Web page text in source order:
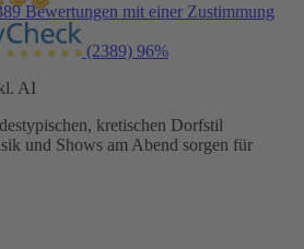
Bewertungen mit einer Zustimmung
(2389) 96%
AI
kretischen Dorfstil
und Shows am Abend sorgen für